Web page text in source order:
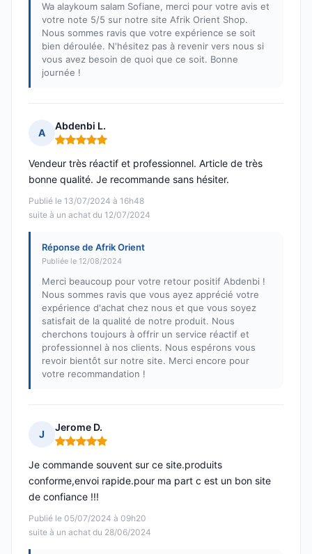
Wa alaykoum salam Sofiane, merci pour votre avis et
votre note 5/5 sur notre site Afrik Orient Shop.
Nous sommes ravis que votre expérience se soit
bien déroulée. N'hésitez pas à revenir vers nous si
vous avez besoin de quoi que ce soit. Bonne
journée !
A
Abdenbi L.
Note : 5 sur 5
Publié le 13/07/2024 à 16h48
suite à un achat du 12/07/2024
Vendeur très réactif et professionnel. Article de très
bonne qualité. Je recommande sans hésiter.
Réponse de Afrik Orient
Publiée le 12/08/2024
Merci beaucoup pour votre retour positif Abdenbi !
Nous sommes ravis que vous ayez apprécié votre
expérience d'achat chez nous et que vous soyez
satisfait de la qualité de notre produit. Nous
cherchons toujours à offrir un service réactif et
professionnel à nos clients. Nous espérons vous
revoir bientôt sur notre site. Merci encore pour
votre recommandation !
J
Jerome D.
Note : 5 sur 5
Publié le 05/07/2024 à 09h20
suite à un achat du 28/06/2024
Je commande souvent sur ce site.produits
conforme,envoi rapide.pour ma part c est un bon site
de confiance !!!